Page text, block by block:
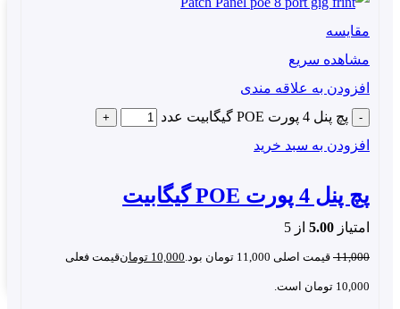
انرژی بهینه، امکان کاهش هدر رفت انرژی و
در هزینه‌های انرژی را به مدیران شبکه می‌دهد. ۲.
اطلاعات:با پشتیبانی از تکنولوژی‌های امنیتی پیشرفته،
پچ پنل 24 پورت POE گیگابیت اطمینان از امنیت و حفاظت
ارسالی و تامین برق به دستگاه‌ها را فراهم می‌کند.
پچ پنل PoE برق چه دستگاههای را می
تامین کند؟
رادیوهای بیسیم میکروتیک
دوربین های مداربسته
مقایسه
مشاهده سریع
افزودن به علاقه مندی
پچ پنل 4 پورت POE گیگابیت عدد
افزودن به سبد خرید
پچ پنل 4 پورت POE گیگابیت
امتیاز5.00 از 5
11,000 قیمت اصلی 11,000 تومان بود. 10,000 تومان قیمت فعلی
10,000 تومان است.